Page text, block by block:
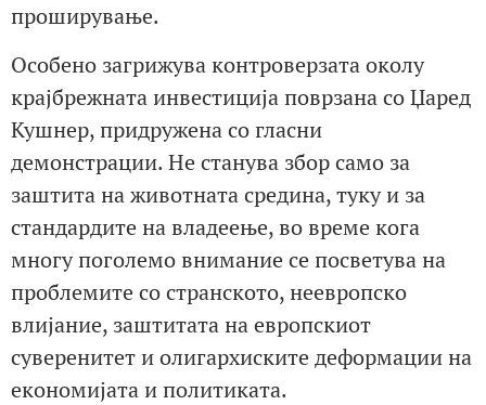
проширување.
Особено загрижува контроверзата околу
крајбрежната инвестиција поврзана со Џаред
Кушнер, придружена со гласни
демонстрации. Не станува збор само за
заштита на животната средина, туку и за
стандардите на владеење, во време кога
многу поголемо внимание се посветува на
проблемите со странското, неевропско
влијание, заштитата на европскиот
суверенитет и олигархиските деформации на
економијата и политиката.